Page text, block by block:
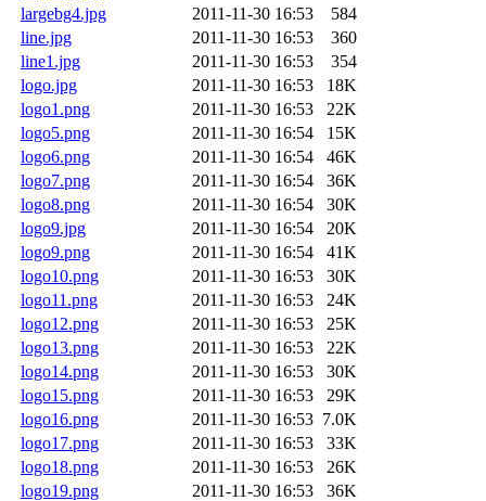
largebg4.jpg
2011-11-30 16:53
584
line.jpg
2011-11-30 16:53
360
line1.jpg
2011-11-30 16:53
354
logo.jpg
2011-11-30 16:53
18K
logo1.png
2011-11-30 16:53
22K
logo5.png
2011-11-30 16:54
15K
logo6.png
2011-11-30 16:54
46K
logo7.png
2011-11-30 16:54
36K
logo8.png
2011-11-30 16:54
30K
logo9.jpg
2011-11-30 16:54
20K
logo9.png
2011-11-30 16:54
41K
logo10.png
2011-11-30 16:53
30K
logo11.png
2011-11-30 16:53
24K
logo12.png
2011-11-30 16:53
25K
logo13.png
2011-11-30 16:53
22K
logo14.png
2011-11-30 16:53
30K
logo15.png
2011-11-30 16:53
29K
logo16.png
2011-11-30 16:53 7.0K
logo17.png
2011-11-30 16:53
33K
logo18.png
2011-11-30 16:53
26K
logo19.png
2011-11-30 16:53
36K